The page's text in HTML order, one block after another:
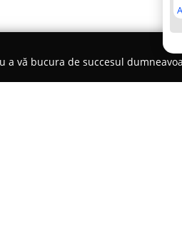
vă bucura de succesul